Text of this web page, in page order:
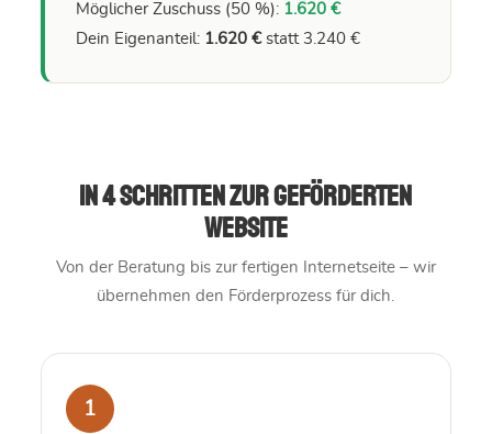
Möglicher Zuschuss (50 %): 1.620 €
Dein Eigenanteil: 1.620 €statt 3.240 €
In 4 Schritten zur geförderten
Website
Von der Beratung bis zur fertigen Internetseite – wir
übernehmen den Förderprozess für dich.
1